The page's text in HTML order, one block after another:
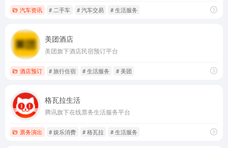
汽车资讯 # 二手车 # 汽车交易 # 生活服务
美团酒店
美团旗下酒店民宿预订平台
酒店预订 # 旅行住宿 # 生活服务 # 美团
格瓦拉生活
腾讯旗下在线票务生活服务平台
票务演出 # 娱乐消费 # 格瓦拉 # 生活服务